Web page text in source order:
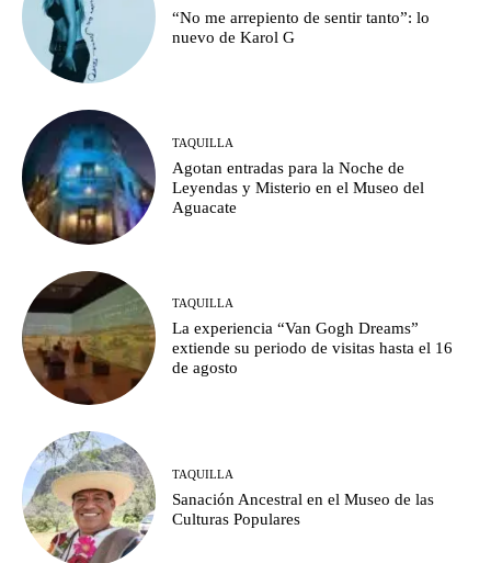
“No me arrepiento de sentir tanto”: lo
nuevo de Karol G
TAQUILLA
Agotan entradas para la Noche de
Leyendas y Misterio en el Museo del
Aguacate
TAQUILLA
La experiencia “Van Gogh Dreams”
extiende su periodo de visitas hasta el 16
de agosto
TAQUILLA
Sanación Ancestral en el Museo de las
Culturas Populares